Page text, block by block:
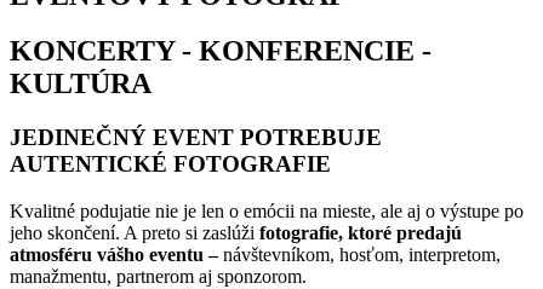
KONCERTY - KONFERENCIE -
KULTÚRA
JEDINEČNÝ EVENT POTREBUJE
AUTENTICKÉ FOTOGRAFIE
Kvalitné podujatie nie je len o emócii na mieste, ale aj o výstupe po
jeho skončení. A preto si zaslúži fotografie, ktoré predajú
atmosféru vášho eventu –návštevníkom, hosťom, interpretom,
manažmentu, partnerom aj sponzorom.